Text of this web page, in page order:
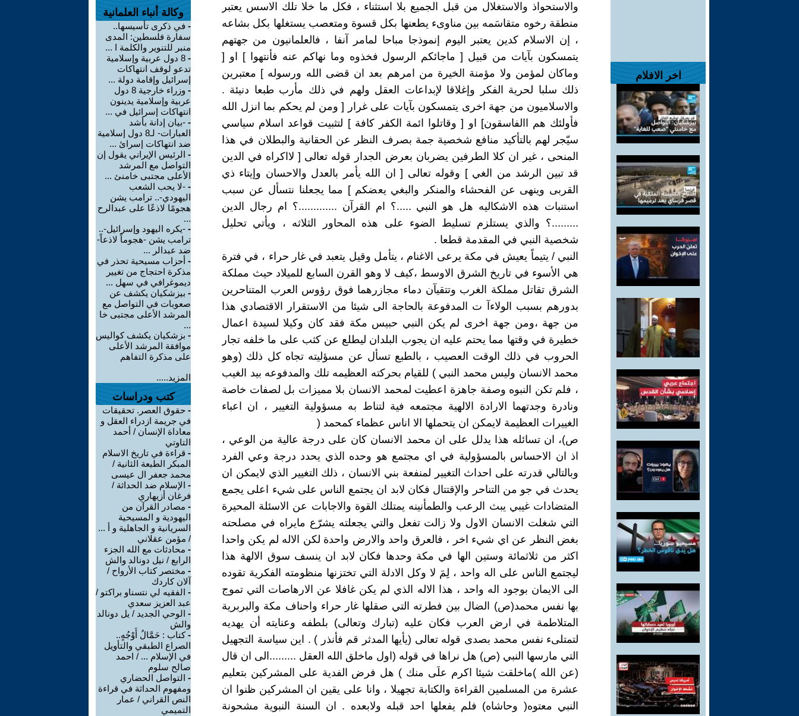
اخر الافلام
والاستحواذ والاستغلال من قبل الجميع بلا استثناء ، فكل ما خلا تلك الاسس يعتبر
منطقة رخوه متقاسَمه بين مناوىء يطعنها بكل قسوة ومتعصب يستغلها بكل بشاعه
، إن الاسلام كدين يعتبر اليوم إنموذجا مباحا لمامر آنفا ، فالعلمانيون من جهتهم
يتمسكون بآيات من قبيل [ ماجائكم الرسول فخذوه وما نهاكم عنه فأنتهوا ] او [
وماكان لمؤمن ولا مؤمنة الخيرة من امرهم بعد ان قضى الله ورسوله ] معتبرين
ذلك سلبا لحرية الفكر وإغلاقا لإبداعات العقل ولهم في ذلك مأرب طبعا دنيئة .
والاسلاميون من جهة اخرى يتمسكون بآيات على غرار [ ومن لم يحكم بما انزل الله
فأولئك هم االفاسقون] او [ وقاتلوا ائمة الكفر كافة ] لتثبيت قواعد اسلام سياسي
سيّجر لهم بالتأكيد منافع شخصية جمة بصرف النظر عن الحقانية والبطلان في هذا
المنحى ، غير ان كلا الطرفين يضربان بعرض الجدار قوله تعالى [ لااكراه في الدين
قد تبين الرشد من الغي ] وقوله تعالى [ ان الله يأمر بالعدل والاحسان وإيتاء ذي
القربى وينهى عن الفحشاء والمنكر والبغي يعضكم ] مما يجعلنا نتسأل عن سبب
استنبات هذه الاشكاليه هل هو النبي .....؟ ام القرآن .............؟ ام رجال الدين
.........؟ والذي يستلزم تسليط الضوء على هذه المحاور الثلاثه ، ويأتي تحليل
شخصية النبي في المقدمة قطعا .
النبي / يتيماً يعيش في مكة يرعى الاغنام ، يتأمل وقيل يتعبد في غار حراء ، في فترة
هي الأسوء في تاريخ الشرق الاوسط ،كيف لا وهو القرن السابع للميلاد حيث مملكة
الشرق تقاتل مملكة الغرب وتتقيآن دماء مجازرهما فوق رؤوس العرب المتناحرين
بدورهم بسبب الولاءآ ت المدفوعة بالحاجة الى شيئا من الاستقرار الاقتصادي هذا
من جهة ،ومن جهة اخرى لم يكن النبي حبيس مكة فقد كان وكيلا لسيدة اعمال
خطيرة في وقتها مما يحتم عليه ان يجوب البلدان ليطلع عن كثب على ما خلفه تجار
الحروب في ذلك الوقت العصيب ، بالطبع تسأل عن مسؤليته تجاه كل ذلك (وهو
محمد الانسان وليس محمد النبي ) للقيام بحركته العظيمه تلك والمدفوعه بيد الغيب
، فلم تكن النبوه وصفة جاهزة اعطيت لمحمد الانسان بلا مميزات بل لصفات خاصة
ونادرة وجدتهما الارادة الالهية مجتمعه فية لتناط به مسؤولية التغيير ، ان اعباء
الغييرات العظيمة لايمكن ان يتحملها الا اناس عظماء كمحمد (
ص)، ان تسائله هذا يدلل على ان محمد الانسان كان على درجة عالية من الوعي ،
اذ ان الاحساس بالمسؤولية في اي مجتمع هو وحده الذي يحدد درجة وعي الفرد
وبالتالي قدرته على احداث التغيير لمنفعة بني الانسان ، ذلك التغيير الذي لايمكن ان
يحدث في جو من التناحر والإقتتال فكان لابد ان يجتمع الناس على شيء اعلى يجمع
المتضادات غيبي يبث الرعب والطمأنينه يمتلك القوة والاجابات عن الاسئلة المحيرة
التي شغلت الانسان الاول ولا زالت تفعل والتي يجعلته يشرّع مايراه في مصلحته
بغض النظر عن اي شيء اخر ، فالعرق واحد والارض واحدة لكن الاله لم يكن واحدا
اكثر من ثلاثمائة وستين الها في مكة وحدها فكان لابد ان ينسف سوق الالهة هذا
ليجتمع الناس على اله واحد ، لِمَ لا وكل الادلة التي تختزنها منظومته الفكرية تقوده
الى الايمان بوجود اله واحد ، هذا الاله الذي لم يكن غافلا عن الارهاصات التي تموج
بها نفس محمد(ص) الضال بين فطرته التي صقلها غار حراء واحناف مكة والبربرية
المتلاطمة في ارض العرب فكان عليه (تبارك وتعالى) بلطفه وعنايته أن يهديه
لتمتلىء نفس محمد بصدى قوله تعالى (يأيها المدثر قم فأنذر ) . اين سياسة التجهيل
التي مارسها النبي (ص) هل نراها في قوله (اول ماخلق الله العقل .........الى ان قال
(عن الله )ماخلقت شيئا اكرم علَى منك ) هل فرض الفدية على المشركين بتعليم
عشرة من المسلمين القراءة والكتابة تجهيلا ، وانا على يقين ان المشركين ظنوا ان
النبي معتوه( وحاشاه) فلم يفعلها احد قبله ولابعده . ان السنة النبوية مشحونة
وكالة أنباء العلمانية
- في ذكرى تأسيسها..
سفارة فلسطين: المدى
منبر للتنوير والكلمة ا ...
-
8 دول عربية وإسلامية
تدعو لوقف انتهاكات
إسرائيل وإقامة دولة ...
-
وزراء خارجية 8 دول
عربية وإسلامية يدينون
انتهاكات إسرائيل في ...
- -بيان إدانة بأشد
العبارات- لـ8 دول إسلامية
ضد انتهاكات إسرائ ...
- الرئيس الإيراني يقول إن
التواصل مع المرشد
الأعلى مجتبى خامنئ ...
- -لا يحب الشعب
اليهودي-.. ترامب يشن
هجومًا لاذعًا على عبدالرح
...
- -يكره اليهود وإسرائيل-..
ترامب يشن -هجوماً لاذعاً-
ضد عبدالر ...
- أحزاب مسيحية تحذر في
مذكرة احتجاج من تغيير
ديموغرافي في سهل ...
- بيزشكيان يكشف عن
صعوبات في التواصل مع
المرشد الأعلى مجتبى خا
...
- بزشكيان يكشف كواليس
موافقة المرشد الأعلى
على مذكرة التفاهم
المزيد.....
كتب ودراسات
- حقوق العصر. تحقيقات
في جريمة ازدراء العقل و
معاداة الإنسان / أحمد
التاوتي
- قراءة في تاريخ الاسلام
المبكر الطبعة الثانية /
محمد جعفر ال عيسى
- الإسلام ضد الحداثة /
فرغان أزيهاري
- مصادر القرآن من
اليهودية و المسيحية
السريانية و الجاهلية و أ ...
/ مؤمن عقلاني
- محادثات مع الله الجزء
الرابع / نيل دونالد والش
- مختصر كتاب الأرواح /
آلان كاردك
- الفقيه لي نتسناو براكتو /
عبد العزيز سعدي
- الوحي الجديد / يل دونالد
والش
-كتاب : حَمَّالُ أَوْجُهٍ..
الصراع الطبقي والتأويل
في الإسلام ... / احمد
صالح سلوم
- التواصل الحضاري
ومفهوم الحداثة في قراءة
النص القراني / عمار
التميمي